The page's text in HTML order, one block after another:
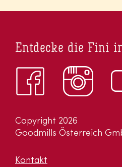
Copyright 2026
Goodmills Österreich
Kontakt
Entdecke die Fini